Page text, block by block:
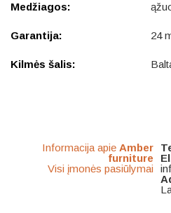
Medžiagos:
Garantija: 24
Kilmės šalis:
Informacija apie Amber
furniture
Visi įmonės pasiūlymai